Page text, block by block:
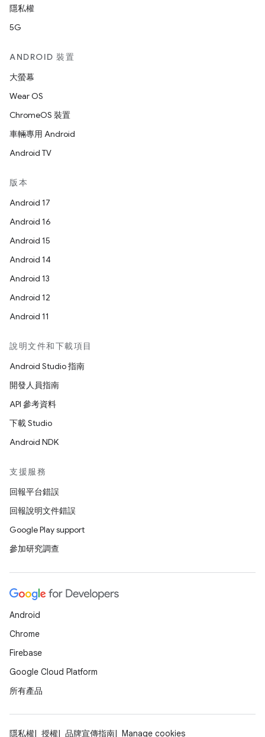
隱私權
5G
ANDROID 裝置
大螢幕
Wear OS
ChromeOS 裝置
車輛專用 Android
Android TV
版本
Android 17
Android 16
Android 15
Android 14
Android 13
Android 12
Android 11
說明文件和下載項目
Android Studio 指南
開發人員指南
API 參考資料
下載 Studio
Android NDK
支援服務
回報平台錯誤
回報說明文件錯誤
Google Play support
參加研究調查
Android
Chrome
Firebase
Google Cloud Platform
所有產品
隱私權 授權 品牌宣傳指南 Manage cookies